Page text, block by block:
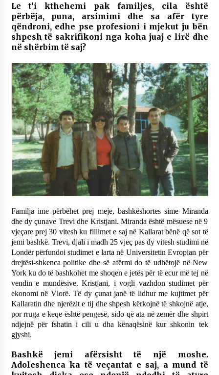
Le t’i kthehemi pak familjes, cila është
përbëja, puna, arsimimi dhe sa afër tyre
qëndroni, edhe pse profesioni i mjekut ju bën
shpesh të sakrifikoni nga koha juaj e lirë dhe
në shërbim të saj?
Familja ime përbëhet prej meje, bashkëshortes sime Miranda
dhe dy çunave Trevi dhe Kristjani. Miranda është mësuese në 9
vjeçare prej 30 vitesh ku fillimet e saj në Kallarat bënë që sot të
jemi bashkë. Trevi, djali i madh 25 vjeç pas dy vitesh studimi në
Londër përfundoi studimet e larta në Universitetin Evropian për
drejtësi-shkenca politike dhe së afërmi do të udhëtojë në New
York ku do të bashkohet me shoqen e jetës për të ecur më tej në
vendin e mundësive. Kristjani, i vogli vazhdon studimet për
ekonomi në Vlorë. Të dy çunat janë të lidhur me kujtimet për
Kallaratin dhe njerëzit e tij dhe shpesh kërkojnë të shkojnë atje,
por rruga e keqe është pengesë, sido që ata në zemër dhe shpirt
ndjejnë për fshatin i cili u dha kënaqësinë kur shkonin tek
gjyshi.
Bashkë jemi afërsisht të një moshe.
Adoleshenca ka të veçantat e saj, a mund të